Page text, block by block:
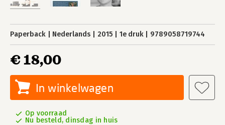
Paperback Nederlands 2015 1e druk 9789058719744
€ 18,00
In winkelwagen
Op voorraad
Nu besteld, dinsdag in huis